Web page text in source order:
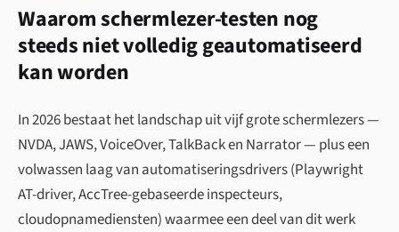
Waarom schermlezer-testen nog
steeds niet volledig geautomatiseerd
kan worden
In 2026 bestaat het landschap uit vijf grote schermlezers —
NVDA, JAWS, VoiceOver, TalkBack en Narrator — plus een
volwassen laag van automatiseringsdrivers (Playwright
AT-driver, AccTree-gebaseerde inspecteurs,
cloudopnamediensten) waarmee een deel van dit werk